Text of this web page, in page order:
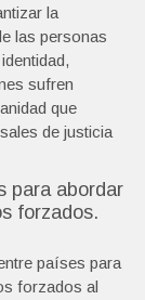
la
las personas
sufren
que
de justicia
para abordar
forzados.
países para
forzados al